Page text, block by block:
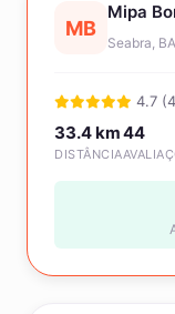
MB
Mipa
Seabra, BA
4.7
33.4 km
DISTÂNCIA
44